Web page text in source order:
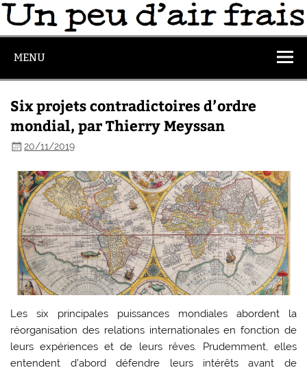
MENU
Six projets contradictoires d’ordre
mondial, par Thierry Meyssan
20/11/2019
Les six principales puissances mondiales abordent la
réorganisation des relations internationales en fonction de
leurs expériences et de leurs rêves. Prudemment, elles
entendent d’abord défendre leurs intérêts avant de